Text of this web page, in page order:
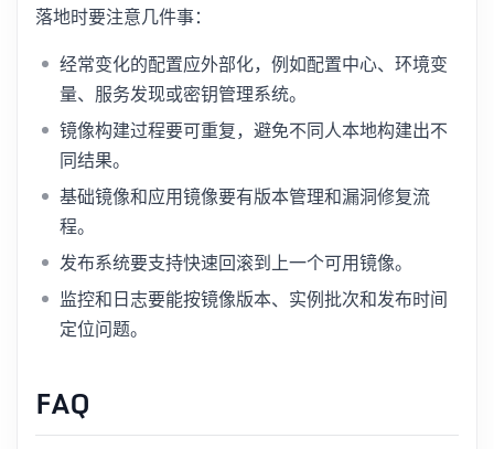
落地时要注意几件事：
经常变化的配置应外部化，例如配置中心、环境变
量、服务发现或密钥管理系统。
镜像构建过程要可重复，避免不同人本地构建出不
同结果。
基础镜像和应用镜像要有版本管理和漏洞修复流
程。
发布系统要支持快速回滚到上一个可用镜像。
监控和日志要能按镜像版本、实例批次和发布时间
定位问题。
FAQ